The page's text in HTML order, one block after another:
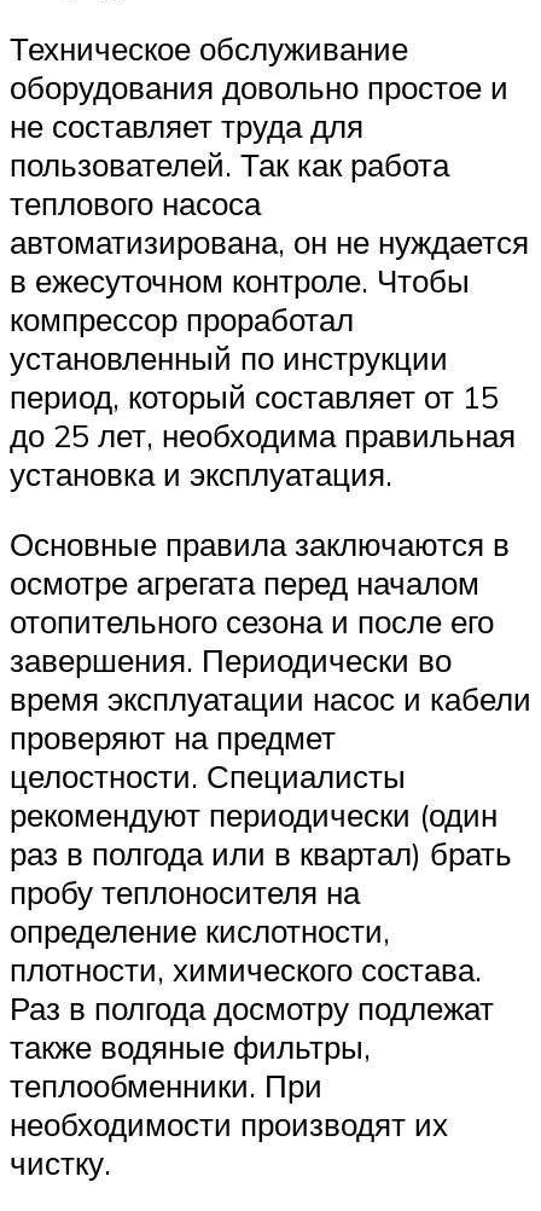
Техническое обслуживание
оборудования довольно простое и
не составляет труда для
пользователей. Так как работа
теплового насоса
автоматизирована, он не нуждается
в ежесуточном контроле. Чтобы
компрессор проработал
установленный по инструкции
период, который составляет от 15
до 25 лет, необходима правильная
установка и эксплуатация.
Основные правила заключаются в
осмотре агрегата перед началом
отопительного сезона и после его
завершения. Периодически во
время эксплуатации насос и кабели
проверяют на предмет
целостности. Специалисты
рекомендуют периодически (один
раз в полгода или в квартал) брать
пробу теплоносителя на
определение кислотности,
плотности, химического состава.
Раз в полгода досмотру подлежат
также водяные фильтры,
теплообменники. При
необходимости производят их
чистку.